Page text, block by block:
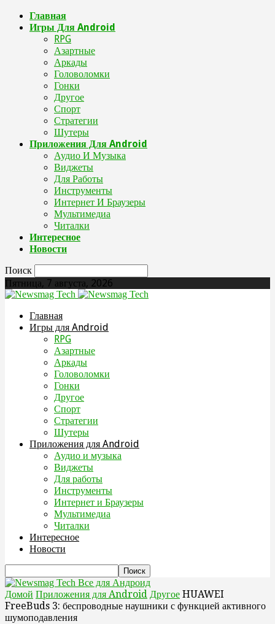
Главная
Игры Для Android
RPG
Азартные
Аркады
Головоломки
Гонки
Другое
Спорт
Стратегии
Шутеры
Приложения Для Android
Аудио И Музыка
Виджеты
Для Работы
Инструменты
Интернет И Браузеры
Мультимедиа
Читалки
Интересное
Новости
Поиск
Пятница, 7 августа, 2026
Главная
Игры для Android
RPG
Азартные
Аркады
Головоломки
Гонки
Другое
Спорт
Стратегии
Шутеры
Приложения для Android
Аудио и музыка
Виджеты
Для работы
Инструменты
Интернет и Браузеры
Мультимедиа
Читалки
Интересное
Новости
Все для Андроид
Домой Приложения для Android Другое HUAWEI
FreeBuds 3: беспроводные наушники с функцией активного
шумоподавления